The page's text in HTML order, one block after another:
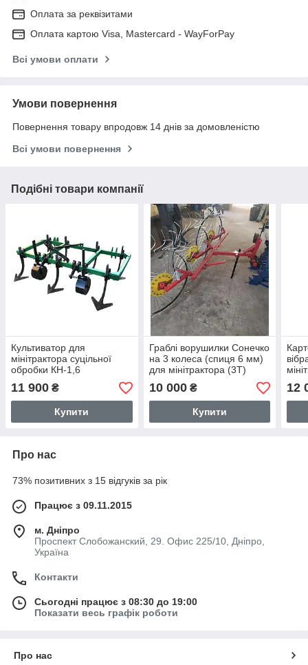
Оплата за реквізитами
Оплата картою Visa, Mastercard - WayForPay
Всі умови оплати
Умови повернення
Повернення товару впродовж 14 днів за домовленістю
Всі умови повернення
Подібні товари компанії
Культиватор для
мінітрактора суцільної
обробки КН-1,6
11 900 ₴
Купити
Граблі ворушилки Сонечко
на 3 колеса (спиця 6 мм)
для мінітрактора (3Т)
10 000₴
Купити
12
Про нас
73% позитивних з 15 відгуків за рік
Працює з 09.11.2015
м. Дніпро
Проспект Слобожанский, 29. Офис 225/10, Дніпро,
Україна
Контакти
Сьогодні працює з 08:30 до 19:00
Показати весь графік роботи
Про нас